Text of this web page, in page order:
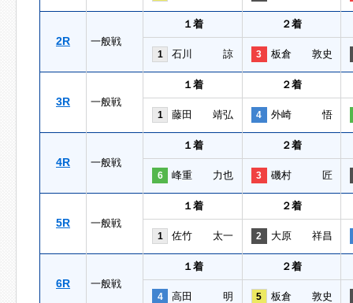
2R 一般戦
１着 ２着
1 石川 諒 3 板倉 敦史
3R 一般戦
１着 ２着
1 藤田 靖弘 4 外崎 悟
4R 一般戦
１着 ２着
6 峰重 力也 3 磯村 匠
5R 一般戦
１着 ２着
1 佐竹 太一 2 大原 祥昌
6R 一般戦
１着 ２着
4 高田 明 5 板倉 敦史